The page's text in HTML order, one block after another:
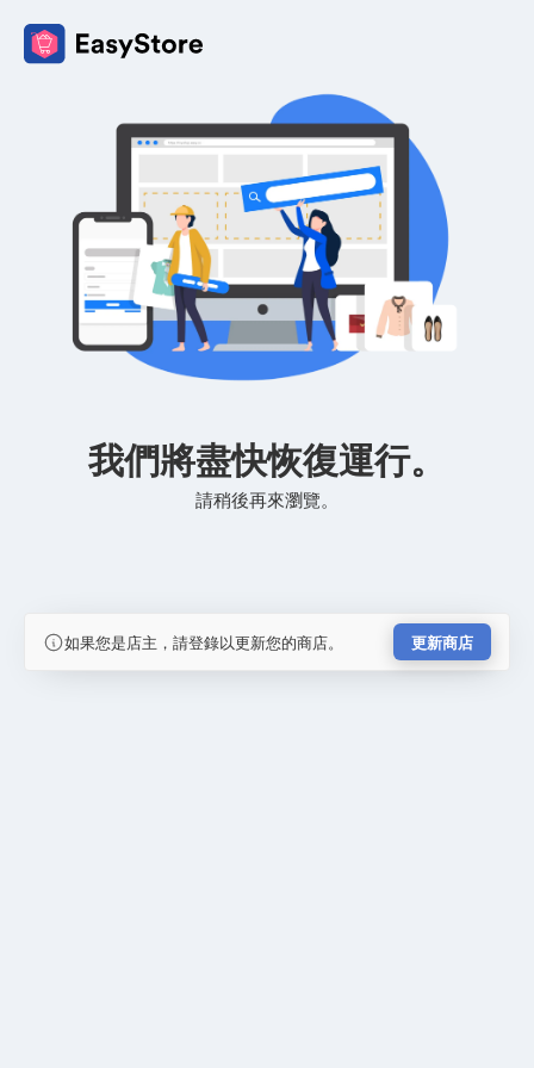
我們將盡快恢復運行。
請稍後再來瀏覽。
如果您是店主，請登錄以更新您的商店。 更新商店